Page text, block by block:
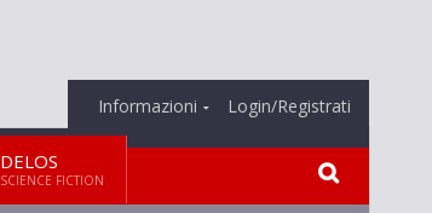
Informazioni Login/Registrati
DELOS
SCIENCE FICTION